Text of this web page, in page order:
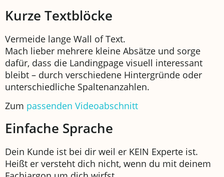
Kurze Textblöcke
Vermeide lange Wall of Text.
Mach lieber mehrere kleine Absätze und sorge
dafür, dass die Landingpage visuell interessant
bleibt – durch verschiedene Hintergründe oder
unterschiedliche Spaltenanzahlen.
Zum passenden Videoabschnitt
Einfache Sprache
Dein Kunde ist bei dir weil er KEIN Experte ist.
Heißt er versteht dich nicht, wenn du mit deinem